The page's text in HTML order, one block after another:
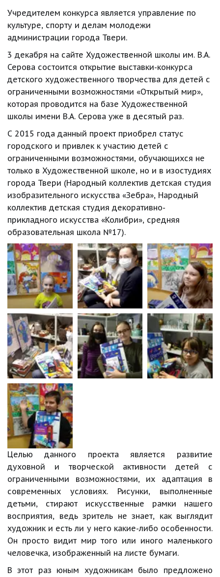
Учредителем конкурса является управление по
культуре, спорту и делам молодежи
администрации города Твери.
3 декабря на сайте Художественной школы им. В.А.
Серова состоится открытие выставки-конкурса
детского художественного творчества для детей с
ограниченными возможностями «Открытый мир»,
которая проводится на базе Художественной
школы имени В.А. Серова уже в десятый раз.
С 2015 года данный проект приобрел статус
городского и привлек к участию детей с
ограниченными возможностями, обучающихся не
только в Художественной школе, но и в изостудиях
города Твери (Народный коллектив детская студия
изобразительного искусства «Зебра», Народный
коллектив детская студия декоративно-
прикладного искусства «Колибри», средняя
образовательная школа №17).
Целью данного проекта является развитие
духовной и творческой активности детей с
ограниченными возможностями, их адаптация в
современных условиях. Рисунки, выполненные
детьми, стирают искусственные рамки нашего
восприятия, ведь зритель не знает, как выглядит
художник и есть ли у него какие-либо особенности.
Он просто видит мир того или иного маленького
человечка, изображенный на листе бумаги.
В этот раз юным художникам было предложено